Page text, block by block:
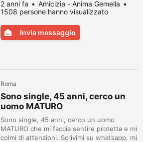
nuotare (amo il mare), ascoltare musica
rock anni 80.
2 anni fa
Amicizia - Anima Gemella
1508 persone hanno visualizzato
Invia messaggio
Roma
Sono single, 45 anni, cerco un
uomo MATURO
Sono single, 45 anni, cerco un uomo
MATURO che mi faccia sentire protetta e mi
colmi di attenzioni. Scrivimi su whatsapp, mi